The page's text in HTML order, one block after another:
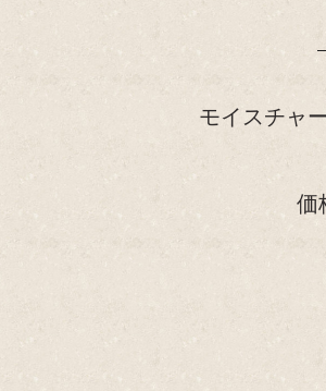
モイスチャ
価